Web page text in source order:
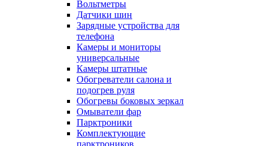
Вольтметры
Датчики шин
Зарядные устройства для
телефона
Камеры и мониторы
универсальные
Камеры штатные
Обогреватели салона и
подогрев руля
Обогревы боковых зеркал
Омыватели фар
Парктроники
Комплектующие
парктроников